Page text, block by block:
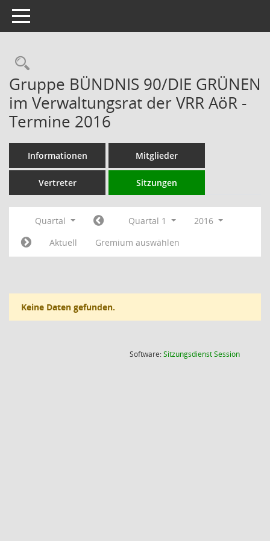
Toggle navigation
Rechercheauswahl
Gruppe BÜNDNIS 90/DIE GRÜNEN
im Verwaltungsrat der VRR AöR -
Termine 2016
Informationen Mitglieder
Vertreter Sitzungen
Quartal Quartal 1
2016
Aktuell
Gremium auswählen
Keine Daten gefunden.
Software:SitzungsdienstSession(Wird in